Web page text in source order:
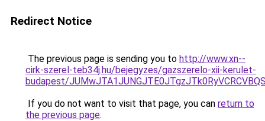
Redirect Notice
The previous page is sending you to http://www.xn--
cirk-szerel-teb34j.hu/bejegyzes/gazszerelo-xii-kerulet-
budapest/
If you do not want to visit that page, you can return to
the previous page.